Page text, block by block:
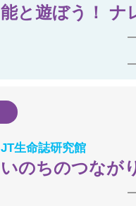
能と遊ぼう！ ナ
JT生命誌研究館
いのちのつなが